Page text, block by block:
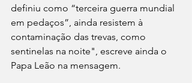
definiu como “terceira guerra mundial
em pedaços”, ainda resistem à
contaminação das trevas, como
sentinelas na noite", escreve ainda o
Papa Leão na mensagem.